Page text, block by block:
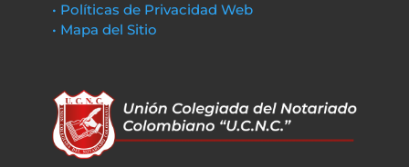
• Políticas de Privacidad Web
• Mapa del Sitio